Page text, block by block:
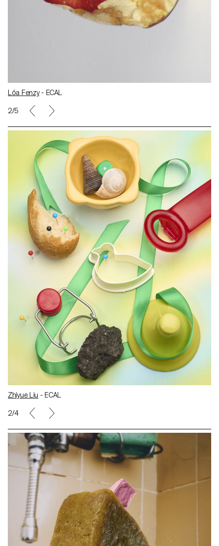
Lóa Fenzy- ECAL
2/5
Zhiyue Liu - ECAL
2/4